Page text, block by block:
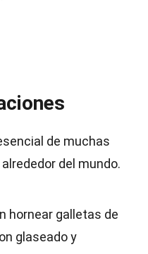
de muchas
del mundo.
hornear galletas de
glaseado y